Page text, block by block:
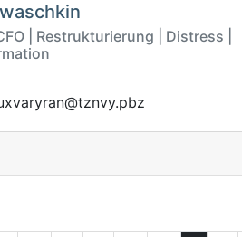
| Restrukturierung | Distress |
zbp.yvnzt@naryr